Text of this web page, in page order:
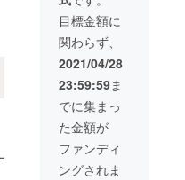
消費税
込みの
お値段
です。
造日よ
り90
日） ク
アトロ
えび
チーズ
（製造
日より
6ヶ月）
保存方
法 高温
多湿を
目標金額に
関わらず、
2021/04/28
23:59:59ま
でに集まっ
た金額が
ファンディ
ングされま